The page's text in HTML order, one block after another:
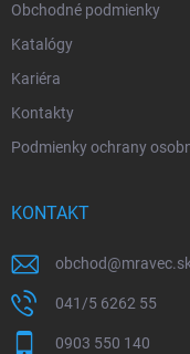
Obchodné podmienky
Katalógy
Kariéra
Kontakty
Podmienky ochrany
KONTAKT
obchod@
041/5 6262 55
0903 550 140